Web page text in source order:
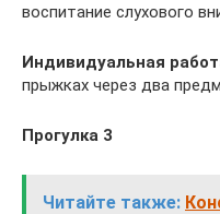
воспитание слухового
Индивидуальная
прыжках через два
Прогулка 3
Читайте также: